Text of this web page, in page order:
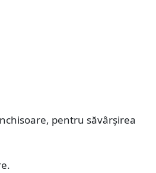
pentru săvârșirea